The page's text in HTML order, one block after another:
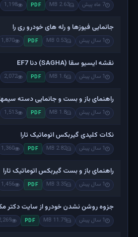
7 ماه پیش 2.63 MB
PDF
1,198
جانمایی فیوزها و رله های خودرو ری را
1 سال پیش 0.53 MB
PDF
1,870
نقشه ایسیو سقا (SAGHA) دنا EF7
1 سال پیش 1.6 MB
PDF
2,072
راهنمای باز و بست و جانمایی دسته
1 سال پیش 1.8 MB
PDF
1,513
نکات کلیدی گیربکس اتوماتیک تارا
1 سال پیش 2.82 MB
PDF
1,360
راهنمای باز و بست گیربکس اتوماتیک تارا
1 سال پیش 3.35 MB
PDF
1,456
جزوه روشن نشدن خودرو از سایت دکتر
1 سال پیش 11.79 MB
PDF